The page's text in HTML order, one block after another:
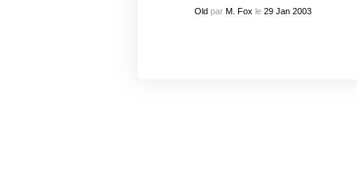
Oldpar M. Fox le 29 Jan 2003